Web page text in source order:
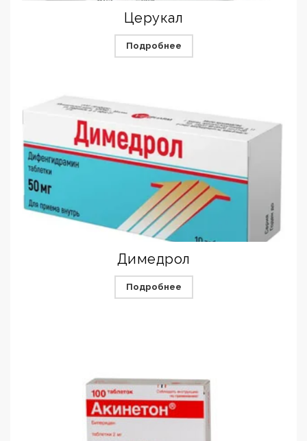
Церукал
Подробнее
Димедрол
Подробнее